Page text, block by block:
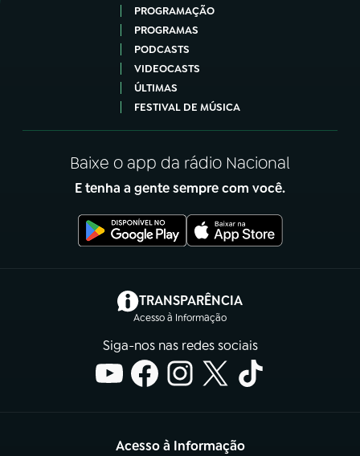
PROGRAMAÇÃO
PROGRAMAS
PODCASTS
VIDEOCASTS
ÚLTIMAS
FESTIVAL DE MÚSICA
Baixe o app da rádio Nacional
E tenha a gente sempre com você.
TRANSPARÊNCIA
Acesso à Informação
(abre em nova aba)
Siga-nos nas redes sociais
Acesso à Informação